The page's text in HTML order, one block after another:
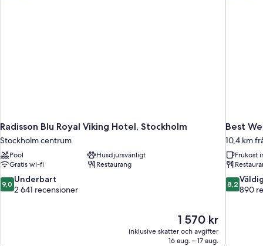
Radisson Blu Royal Viking Hotel, Stockholm
Stockholm centrum
Pool
Husdjursvänligt
Gratis wi-fi
Restaurang
9.0
av
9,0 Underbart
2 641 recensioner
Priset
är
1 570 kr
1 570 kr
inklusive skatter och avgifter
16 aug. – 17 aug.
Best
10,4 km
Frukost
8.2
av
8,2
890